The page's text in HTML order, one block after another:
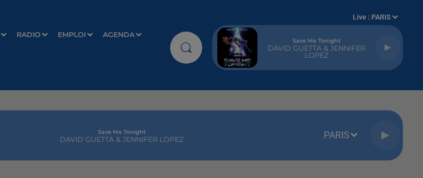
RADIO EMPLOI AGENDA
Live : PARIS
Save Me Tonight
DAVID GUETTA & JENNIFER
LOPEZ
Save Me Tonight
DAVID GUETTA & JENNIFER LOPEZ PARIS